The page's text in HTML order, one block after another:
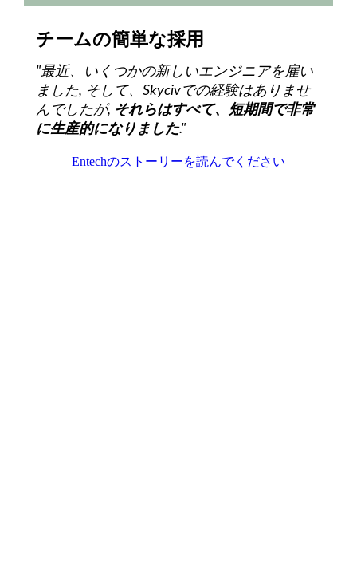
チームの簡単な採用
"最近、いくつかの新しいエンジニアを雇い
ました, そして、Skycivでの経験はありませ
んでしたが, それらはすべて、短期間で非常
に生産的になりました."
Entechのストーリーを読んでください